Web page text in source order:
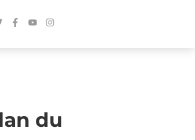
du